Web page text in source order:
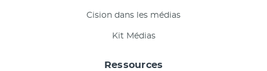
Cision dans les médias
Kit Médias
Ressources